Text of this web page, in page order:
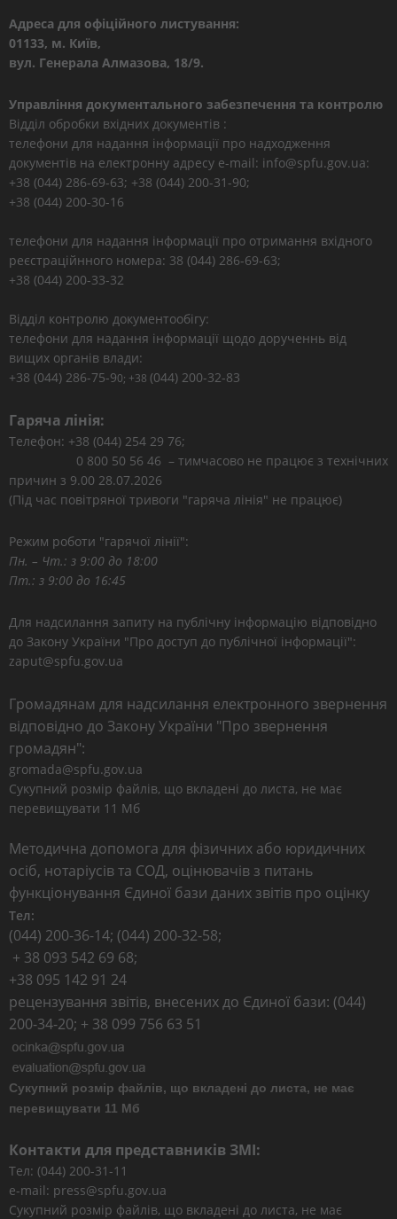
Адреса для офіційного листування:
01133, м. Київ,
вул. Генерала Алмазова, 18/9.
Управління документального забезпечення та контролю
Відділ обробки вхідних документів :
телефони для надання інформації про надходження
документів на електронну адресу e-mail: info@spfu.gov.ua:
+38 (044) 286-69-63; +38 (044) 200-31-90;
+38 (044) 200-30-16
телефони для надання інформації про отримання вхідного
реєстраційнного номера: 38 (044) 286-69-63;
+38 (044) 200-33-32
Відділ контролю документообігу:
телефони для надання інформації щодо дорученнь від
вищих органів влади:
+38 (044) 286-75-90; +38 (044) 200-32-83
Гаряча лінія:
Телефон: +38 (044) 254 29 76;
0 800 50 56 46 – тимчасово не працює з технічних
причин з 9.00 28.07.2026
(Під час повітряної тривоги "гаряча лінія" не працює)
Режим роботи "гарячої лінії":
Пн. – Чт.: з 9:00 до 18:00
Пт.: з 9:00 до 16:45
Для надсилання запиту на публічну інформацію відповідно
до Закону України "Про доступ до публічної інформації":
zaput@spfu.gov.ua
Громадянам для надсилання електронного звернення
відповідно до Закону України "Про звернення
громадян":
gromada@spfu.gov.ua
Сукупний розмір файлів, що вкладені до листа, не має
перевищувати 11 Мб
Методична допомога для фізичних або юридичних
осіб, нотаріусів та СОД, оцінювачів з питань
функціонування Єдиної бази даних звітів про оцінку
Тел:
(044) 200-36-14; (044) 200-32-58;
+ 38 093 542 69 68;
+38 095 142 91 24
рецензування звітів, внесених до Єдиної бази: (044)
200-34-20; + 38 099 756 63 51
Сукупний розмір файлів, що вкладені до листа, не має
перевищувати 11 Мб
Контакти для представників ЗМІ:
Тел: (044) 200-31-11
e-mail: press@spfu.gov.ua
Сукупний розмір файлів, що вкладені до листа, не має